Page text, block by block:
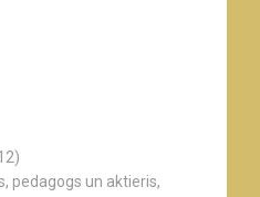
pedagogs un aktieris,